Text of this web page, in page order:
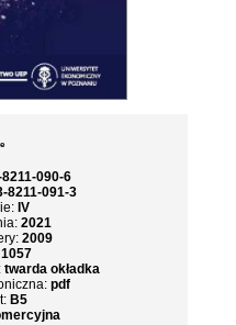
090-6
8211-091-3
IV
2021
2009
1057
twarda okładka
pdf
B5